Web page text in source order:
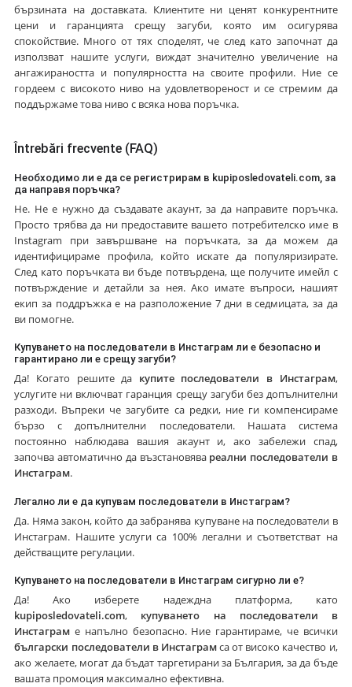
бързината на доставката. Клиентите ни ценят конкурентните
цени и гаранцията срещу загуби, която им осигурява
спокойствие. Много от тях споделят, че след като започнат да
използват нашите услуги, виждат значително увеличение на
ангажираността и популярността на своите профили. Ние се
гордеем с високото ниво на удовлетвореност и се стремим да
поддържаме това ниво с всяка нова поръчка.
Întrebări frecvente (FAQ)
Необходимо ли е да се регистрирам в kupiposledovateli.com, за
да направя поръчка?
Не. Не е нужно да създавате акаунт, за да направите поръчка.
Просто трябва да ни предоставите вашето потребителско име в
Instagram при завършване на поръчката, за да можем да
идентифицираме профила, който искате да популяризирате.
След като поръчката ви бъде потвърдена, ще получите имейл с
потвърждение и детайли за нея. Ако имате въпроси, нашият
екип за поддръжка е на разположение 7 дни в седмицата, за да
ви помогне.
Купуването на последователи в Инстаграм ли е безопасно и
гарантирано ли е срещу загуби?
Да! Когато решите да купите последователи в Инстаграм,
услугите ни включват гаранция срещу загуби без допълнителни
разходи. Въпреки че загубите са редки, ние ги компенсираме
бързо с допълнителни последователи. Нашата система
постоянно наблюдава вашия акаунт и, ако забележи спад,
започва автоматично да възстановява реални последователи в
Инстаграм.
Легално ли е да купувам последователи в Инстаграм?
Да. Няма закон, който да забранява купуване на последователи в
Инстаграм. Нашите услуги са 100% легални и съответстват на
действащите регулации.
Купуването на последователи в Инстаграм сигурно ли е?
Да! Ако изберете надеждна платформа, като
kupiposledovateli.com, купуването на последователи в
Инстаграм е напълно безопасно. Ние гарантираме, че всички
български последователи в Инстаграмса от високо качество и,
ако желаете, могат да бъдат таргетирани за България, за да бъде
вашата промоция максимално ефективна.